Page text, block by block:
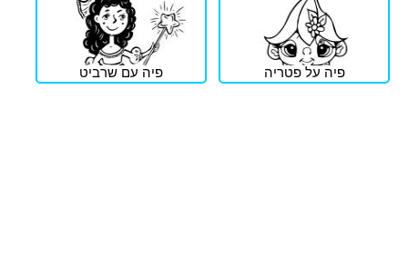
פיה על פטריה פיה עם שרביט